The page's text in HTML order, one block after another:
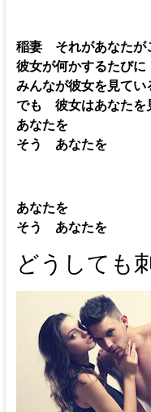
稲妻 それがあなたが
彼女が何かするたび
みんなが彼女を見てい
でも 彼女はあなたを
あなたを
そう あなたを
あなたを
そう あなたを
どうしても